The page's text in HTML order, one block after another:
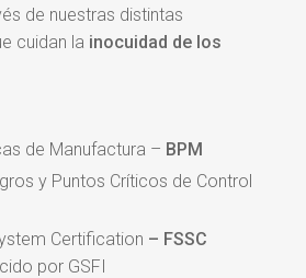
de nuestras distintas
cuidan la inocuidad de los
de Manufactura – BPM
y Puntos Críticos de Control
Certification – FSSC
por GSFI